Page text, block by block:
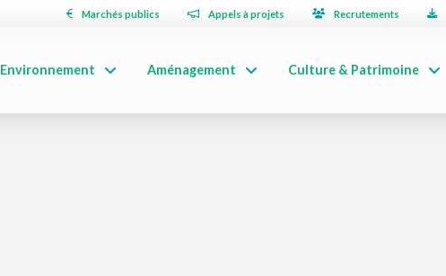
Marchés publics Appels à projets Recrutements
Environnement Aménagement Culture & Patrimoine